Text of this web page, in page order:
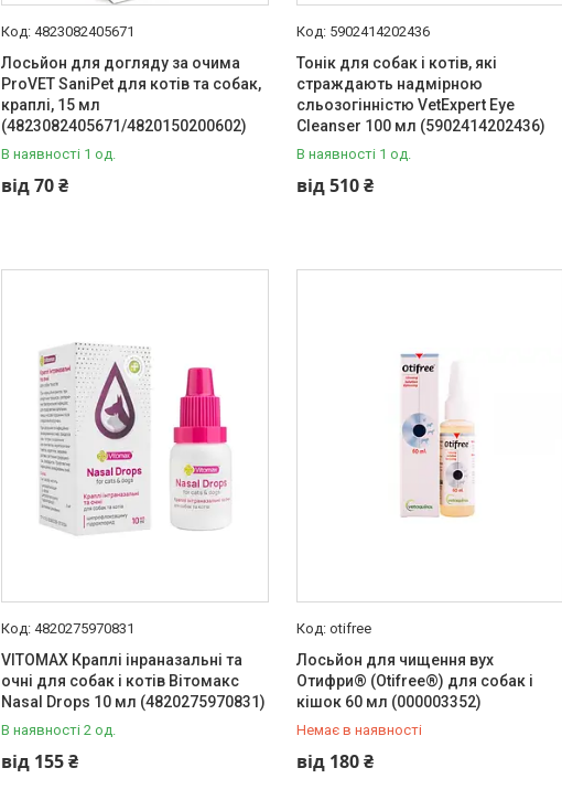
4823082405671
Лосьйон для догляду за очима
ProVET SaniPet для котів та собак,
краплі, 15 мл
(4823082405671/4820150200602)
В наявності 1 од.
від 70 ₴
5902414202436
Тонік для собак і котів, які
страждають надмірною
сльозогінністю VetExpert Eye
Cleanser 100 мл (5902414202436)
В наявності 1 од.
від 510 ₴
4820275970831
VITOMAX Краплі інраназальні та
очні для собак і котів Вітомакс
Nasal Drops 10 мл (4820275970831)
В наявності 2 од.
від 155 ₴
otifree
Лосьйон для чищення вух
Отифри® (Otifree®) для собак і
кішок 60 мл (000003352)
Немає в наявності
від 180 ₴
+380 (93) 384-27-90